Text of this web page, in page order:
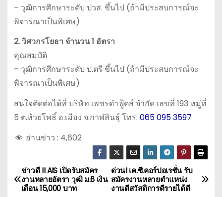
– วุฒิการศึกษาระดับ ปวส. ขึ้นไป (ถ้ามีประสบการณ์จะ
พิจารณาเป็นพิเศษ)
2. วิศวกรโยธา จำนวน 1 อัตรา
คุณสมบัติ
– วุฒิการศึกษาระดับ ป.ตรี ขึ้นไป (ถ้ามีประสบการณ์จะ
พิจารณาเป็นพิเศษ)
สนใจติดต่อได้ที่ บริษัท เพชรดำฟู้ดส์ จำกัด เลขที่ 193 หมู่ที่
5 ต.ห้วยโพธิ์ อ.เมือง จ.กาฬสินธุ์ โทร. 065 095 3597
อ่านข่าว : 4,602
แ
ด่วน! เค.ซี.คอร์ปอเรชั่น รับ
สมัครงานหลายตำแหน่ง
งานดีสวัสดิการดีรายได้ดี
ข่าวดี !! AIS เปิดรับสมัคร
งานหลายอัตรา วุฒิ ม.6 เงิน
เดือน 15,000 บาท